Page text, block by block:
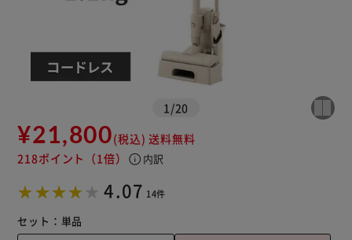
1 /20
¥21,800(税込) 送料無料
218ポイント （1倍） info 内訳
4.07 14件
セット： 単品
カートに入れる 購入手続きへ